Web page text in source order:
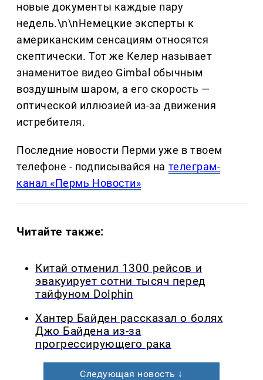
новые документы каждые пару
недель.\n\nНемецкие эксперты к
американским сенсациям относятся
скептически. Тот же Келер называет
знаменитое видео Gimbal обычным
воздушным шаром, а его скорость —
оптической иллюзией из-за движения
истребителя.
Последние новости Перми уже в твоем
телефоне - подписывайся на телеграм-
канал «Пермь Новости»
Читайте также:
Китай отменил 1300 рейсов и
эвакуирует сотни тысяч перед
тайфуном Dolphin
Хантер Байден рассказал о болях
Джо Байдена из-за
прогрессирующего рака
Следующая новость ↓